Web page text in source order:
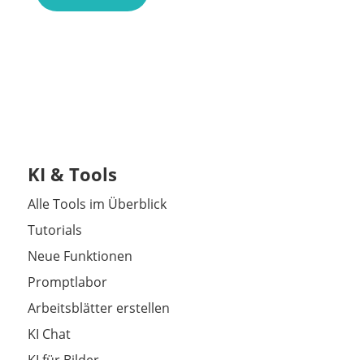
KI & Tools
Alle Tools im Überblick
Tutorials
Neue Funktionen
Promptlabor
Arbeitsblätter erstellen
KI Chat